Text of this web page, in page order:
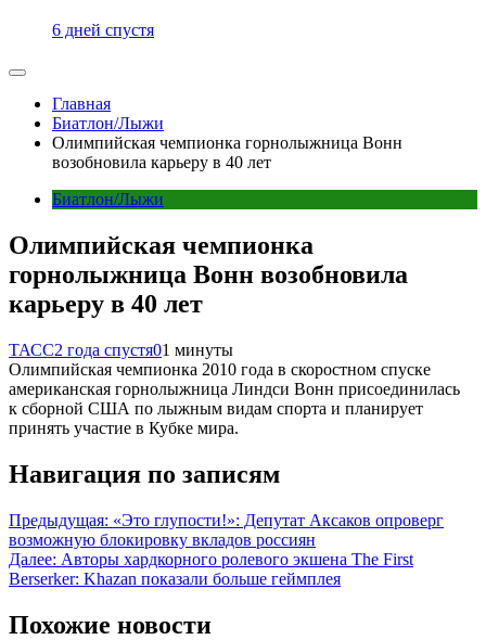
6 дней спустя
Главная
Биатлон/Лыжи
Олимпийская чемпионка горнолыжница Вонн
возобновила карьеру в 40 лет
Биатлон/Лыжи
Олимпийская чемпионка
горнолыжница Вонн возобновила
карьеру в 40 лет
ТАСС2 года спустя01 минуты
Олимпийская чемпионка 2010 года в скоростном спуске
американская горнолыжница Линдси Вонн присоединилась
к сборной США по лыжным видам спорта и планирует
принять участие в Кубке мира.
Навигация по записям
Предыдущая: «Это глупости!»: Депутат Аксаков опроверг
возможную блокировку вкладов россиян
Далее: Авторы хардкорного ролевого экшена The First
Berserker: Khazan показали больше геймплея
Похожие новости